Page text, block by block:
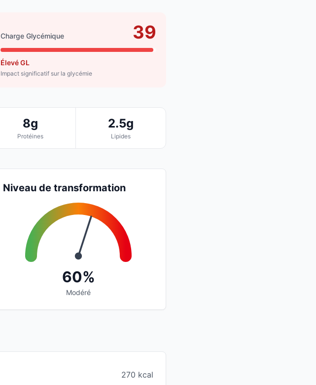
Charge Glycémique 39
Élevé GL
Impact significatif sur la glycémie
8g
Protéines
2.5g
Lipides
Niveau de transformation
60%
Modéré
270 kcal